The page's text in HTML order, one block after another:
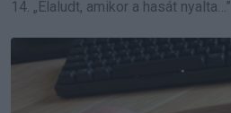
14. „Elaludt, amikor a hasát nyalta…”